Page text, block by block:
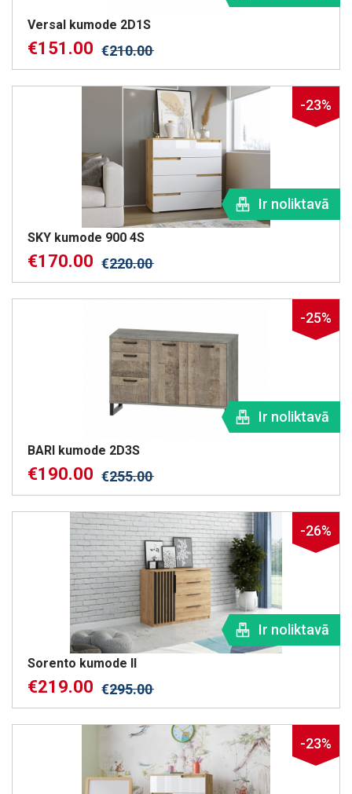
Versal kumode 2D1S
€151.00 €210.00
-23%
Ir noliktavā
SKY kumode 900 4S
€170.00 €220.00
-25%
Ir noliktavā
BARI kumode 2D3S
€190.00 €255.00
-26%
Ir noliktavā
Sorento kumode II
€219.00 €295.00
-23%